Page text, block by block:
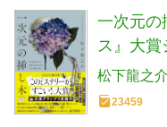
一次元の
ス』大賞
松下龍之介
23459